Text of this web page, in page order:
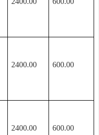
2400.00 600.00
2400.00 600.00